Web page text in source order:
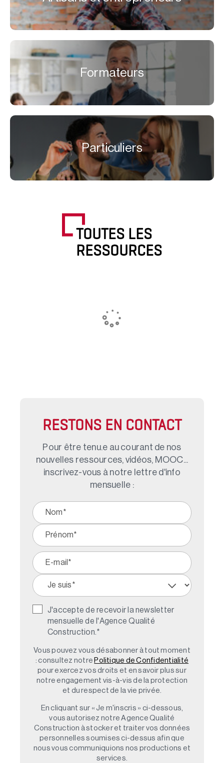
Formateurs
Particuliers
TOUTES LES
RESSOURCES
RESTONS EN CONTACT
Pour être tenu.e au courant de nos
nouvelles ressources, vidéos, MOOC...
inscrivez-vous à notre lettre d'info
mensuelle :
J'accepte de recevoir la newsletter
mensuelle de l'Agence Qualité
Construction. *
Vous pouvez vous désabonner à tout moment
: consultez notre Politique de Confidentialité
pour exercez vos droits et en savoir plus sur
notre engagement vis-à-vis de la protection
et du respect de la vie privée.
En cliquant sur « Je m'inscris » ci-dessous,
vous autorisez notre Agence Qualité
Construction à stocker et traiter vos données
personnelles soumises ci-dessus afin que
nous vous communiquions nos productions et
services.